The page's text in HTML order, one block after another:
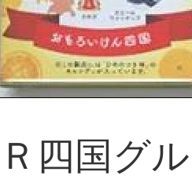
四国グ